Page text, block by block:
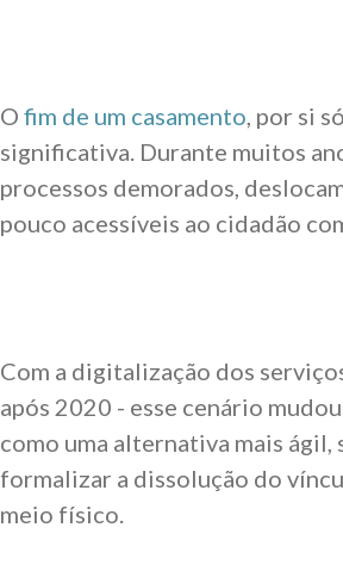
O fim de um casamento, por si
significativa. Durante muitos
processos demorados,
pouco acessíveis ao cidadão
Com a digitalização dos
após 2020 - esse cenário
como uma alternativa mais ágil,
formalizar a dissolução do
meio físico.